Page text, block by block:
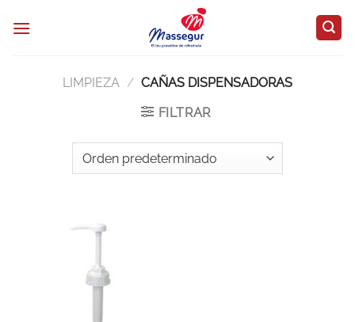
LIMPIEZA / CAÑAS DISPENSADORAS
FILTRAR